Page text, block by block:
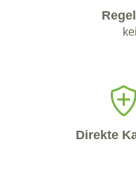
Direkte